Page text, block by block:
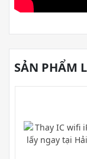
SẢN PHẨM